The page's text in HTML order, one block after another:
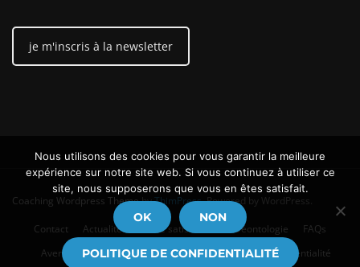
je m'inscris à la newsletter
Coaching Wordpress ThemebyThimPress.Powered by WordPress.
Contact Actualités Votre satisfaction Déontologie
FAQs
Avertissement en matière de santé
Politique de confidentialité
Nous utilisons des cookies pour vous garantir la meilleure
expérience sur notre site web. Si vous continuez à utiliser ce
site, nous supposerons que vous en êtes satisfait.
OK NON
POLITIQUE DE CONFIDENTIALITÉ